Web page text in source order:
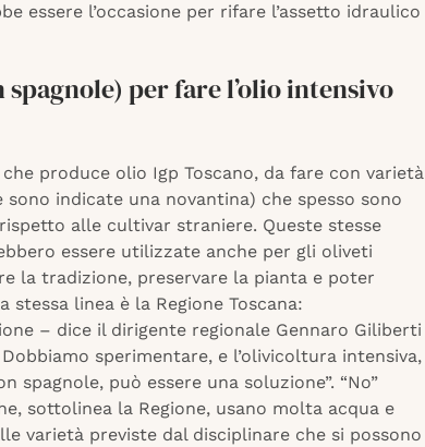
essere l’occasione per rifare l’assetto idraulico
spagnole) per fare l’olio intensivo
produce olio Igp Toscano, da fare con varietà
indicate una novantina) che spesso sono
alle cultivar straniere. Queste stesse
essere utilizzate anche per gli oliveti
la tradizione, preservare la pianta e poter
stessa linea è la Regione Toscana:
– dice il dirigente regionale Gennaro Giliberti
sperimentare, e l’olivicoltura intensiva,
spagnole, può essere una soluzione”. “No”
sottolinea la Regione, usano molta acqua e
varietà previste dal disciplinare che si possono